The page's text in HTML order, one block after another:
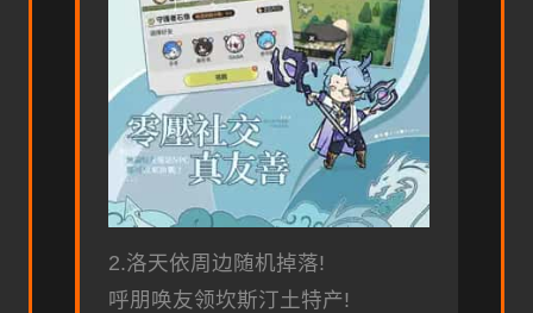
2.洛天依周边随机掉落!
呼朋唤友领坎斯汀土特产!